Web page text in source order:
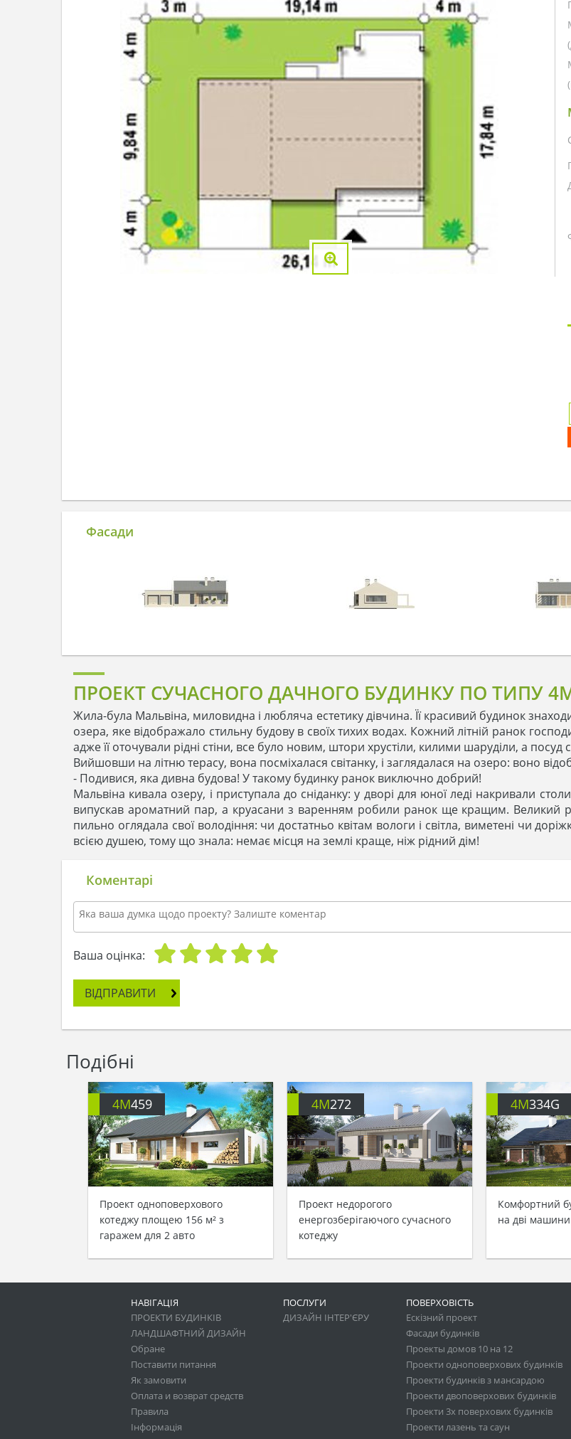
Фасади
ПРОЕКТ СУЧАСНОГО ДАЧНОГО БУДИНКУ ПО ТИПУ
Жила-була Мальвіна, миловидна і любляча естетику дівчина. Її красивий будинок
озера, яке відображало стильну будову в своїх тихих водах. Кожний літній ранок
адже її оточували рідні стіни, все було новим, штори хрустіли, килими шаруділи, а посуд
Вийшовши на літню терасу, вона посміхалася світанку, і заглядалася на озеро: воно
- Подивися, яка дивна будова! У такому будинку ранок виключно добрий!
Мальвіна кивала озеру, і приступала до сніданку: у дворі для юної леді накривали
випускав ароматний пар, а круасани з варенням робили ранок ще кращим. Великий
пильно оглядала свої володіння: чи достатньо квітам вологи і світла, виметені чи
всією душею, тому що знала: немає місця на землі краще, ніж рідний дім!
Коментарі
Ваша оцінка:
ВІДПРАВИТИ
Подібні
4M459
Проект одноповерхового
котеджу площею 156 м² з
гаражем для 2 авто
4M272
Проект недорогого
енергозберігаючого сучасного
котеджу
4M334G
Комфортний
на дві
НАВІГАЦІЯ
ПРОЕКТИ БУДИНКІВ
ЛАНДШАФТНИЙ ДИЗАЙН
Обране
Поставити питання
Як замовити
Оплата и возврат средств
Правила
Інформація
ПОСЛУГИ
ДИЗАЙН ІНТЕР'ЄРУ
ПОВЕРХОВІСТЬ
Ескізний проект
Фасади будинків
Проекты домов 10 на 12
Проекти одноповерхових будинків
Проекти будинків з мансардою
Проекти двоповерхових будинків
Проекти 3х поверхових будинків
Проекти лазень та саун